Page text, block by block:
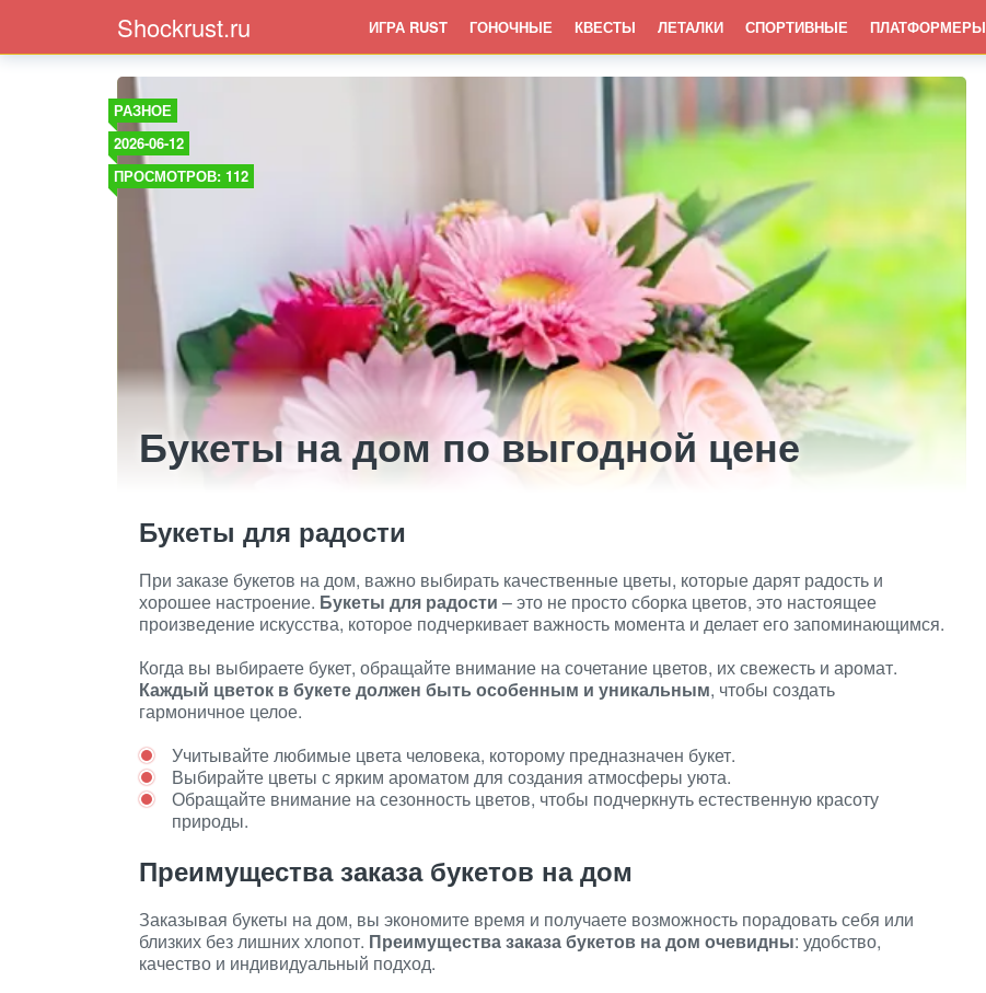
Shockrust.ru ИГРА RUST ГОНОЧНЫЕ КВЕСТЫ ЛЕТАЛКИ СПОРТИВНЫЕ ПЛАТФОРМЕРЫ
РАЗНОЕ
2026-06-12
ПРОСМОТРОВ: 112
Букеты на дом по выгодной цене
Букеты для радости
При заказе букетов на дом, важно выбирать качественные цветы, которые дарят радость и
хорошее настроение. Букеты для радости – это не просто сборка цветов, это настоящее
произведение искусства, которое подчеркивает важность момента и делает его запоминающимся.
Когда вы выбираете букет, обращайте внимание на сочетание цветов, их свежесть и аромат.
Каждый цветок в букете должен быть особенным и уникальным, чтобы создать
гармоничное целое.
Учитывайте любимые цвета человека, которому предназначен букет.
Выбирайте цветы с ярким ароматом для создания атмосферы уюта.
Обращайте внимание на сезонность цветов, чтобы подчеркнуть естественную красоту
природы.
Преимущества заказа букетов на дом
Заказывая букеты на дом, вы экономите время и получаете возможность порадовать себя или
близких без лишних хлопот. Преимущества заказа букетов на дом очевидны: удобство,
качество и индивидуальный подход.